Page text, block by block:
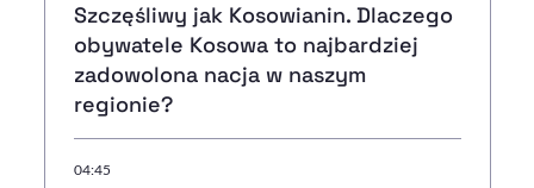
Szczęśliwy jak Kosowianin. Dlaczego
obywatele Kosowa to najbardziej
zadowolona nacja w naszym
regionie?
04:45